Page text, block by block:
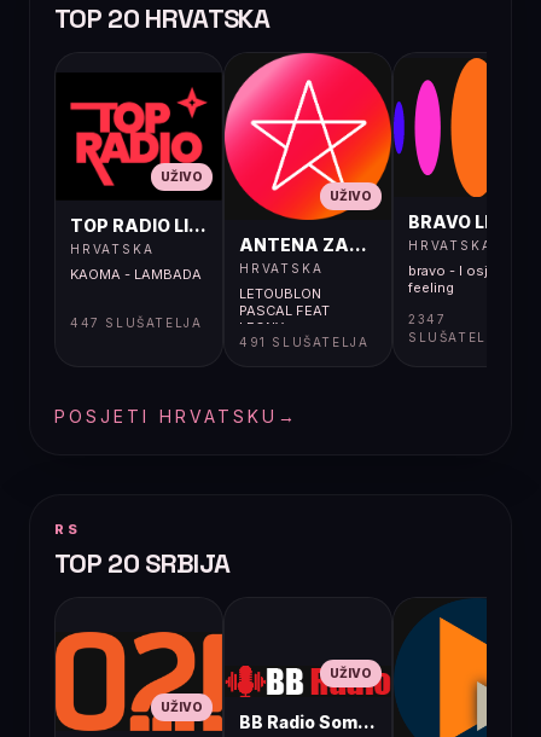
TOP 20 HRVATSKA
UŽIVO
TOP RADIO LIVE
HRVATSKA
KAOMA - LAMBADA
447 SLUŠATELJA
UŽIVO
ANTENA ZAGREB LIVE
HRVATSKA
LETOUBLON
PASCAL FEAT
LEONY -
FRIENDSHIPS (LOST
491 SLUŠATELJA
BRAVO LIVE
HRVATSKA
bravo - I osjećaj i
feeling
2347
SLUŠATELJA
POSJETI HRVATSKU →
RS
TOP 20 SRBIJA
UŽIVO
UŽIVO
BB Radio Sombor